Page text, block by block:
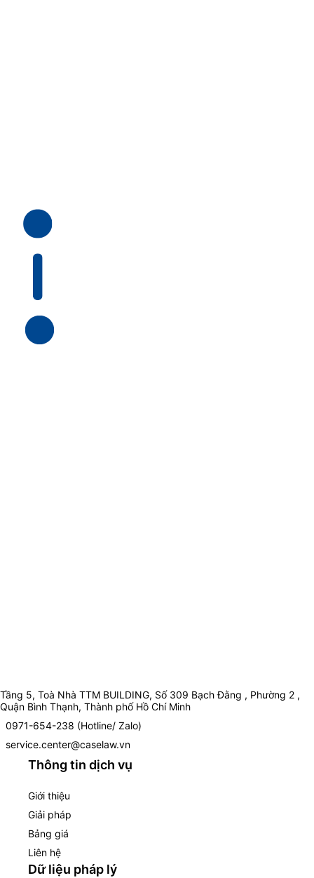
Tầng 5, Toà Nhà TTM BUILDING, Số 309 Bạch Đằng , Phường 2 ,
Quận Bình Thạnh, Thành phố Hồ Chí Minh
0971-654-238 (Hotline/ Zalo)
service.center@caselaw.vn
Thông tin dịch vụ
Giới thiệu
Giải pháp
Bảng giá
Liên hệ
Dữ liệu pháp lý